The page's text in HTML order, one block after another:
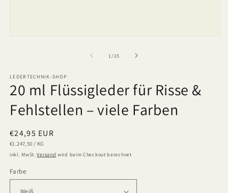
1 /von
15
LEDERTECHNIK-SHOP
20 ml Flüssigleder für Risse &
Fehlstellen – viele Farben
Normaler
Preis
€24,95 EUR
STÜCKPREIS
€1.247,50 / PRO
KG
inkl. MwSt.Versand wird beim Checkout berechnet
Farbe